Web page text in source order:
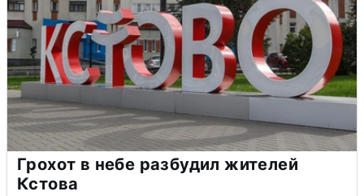
Грохот в небе разбудил жителей
Кстова